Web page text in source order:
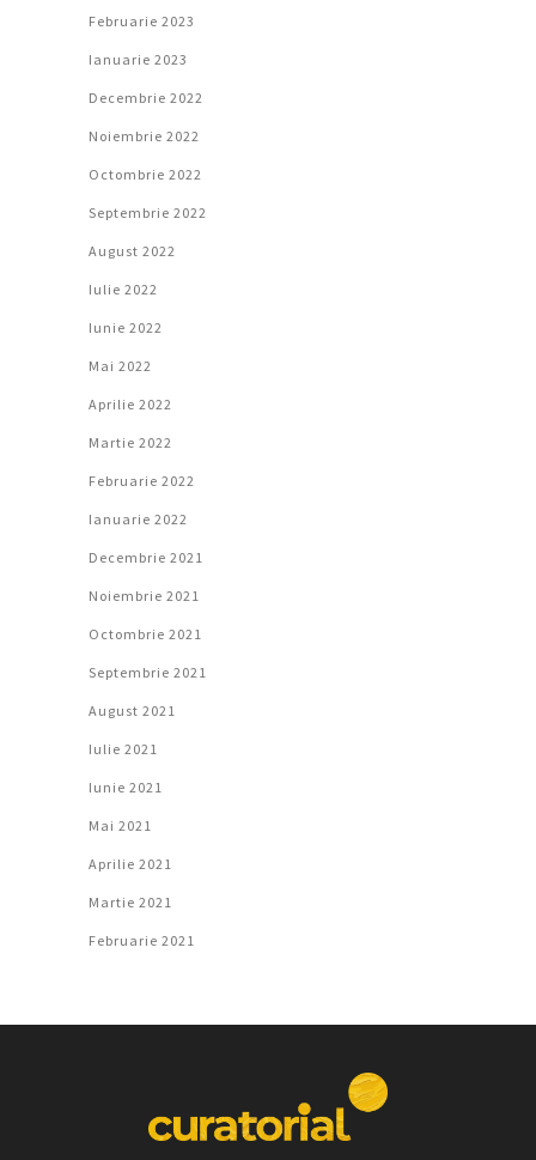
Februarie 2023
Ianuarie 2023
Decembrie 2022
Noiembrie 2022
Octombrie 2022
Septembrie 2022
August 2022
Iulie 2022
Iunie 2022
Mai 2022
Aprilie 2022
Martie 2022
Februarie 2022
Ianuarie 2022
Decembrie 2021
Noiembrie 2021
Octombrie 2021
Septembrie 2021
August 2021
Iulie 2021
Iunie 2021
Mai 2021
Aprilie 2021
Martie 2021
Februarie 2021